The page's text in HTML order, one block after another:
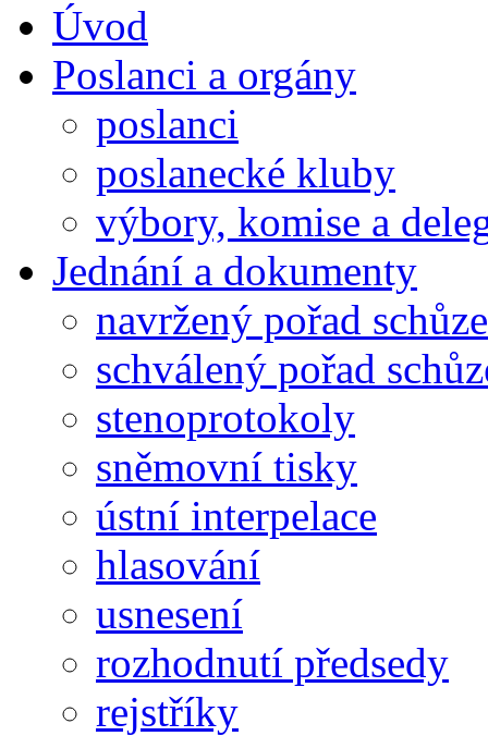
Úvod
Poslanci a orgány
poslanci
poslanecké kluby
výbory, komise a
Jednání a dokumenty
navržený pořad schůze
schválený pořad
stenoprotokoly
sněmovní tisky
ústní interpelace
hlasování
usnesení
rozhodnutí předsedy
rejstříky